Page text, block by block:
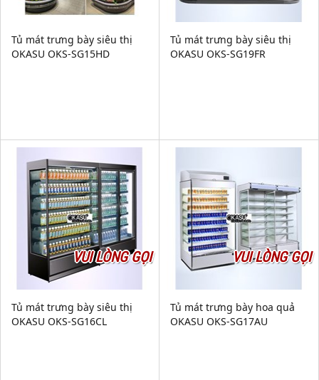
Tủ mát trưng bày siêu thị
OKASU OKS-SG15HD
Tủ mát trưng bày siêu thị
OKASU OKS-SG19FR
VUI LÒNG GỌI
Tủ mát trưng bày siêu thị
OKASU OKS-SG16CL
VUI LÒNG GỌI
Tủ mát trưng bày hoa quả
OKASU OKS-SG17AU